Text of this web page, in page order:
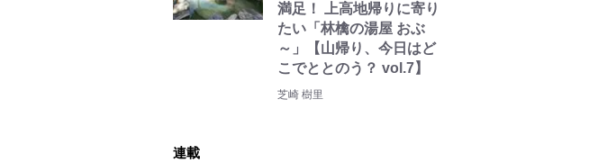
満足！ 上高地帰りに寄り
たい「林檎の湯屋 おぶ
～」【山帰り、今日はど
こでととのう？ vol.7】
芝崎 樹里
連載